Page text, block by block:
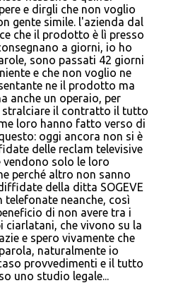
e dirgli che non voglio
gente simile. l'azienda dal
che il prodotto è lì presso
a giorni, io ho
sono passati 42 giorni
e che non voglio ne
ne il prodotto ma
anche un operaio, per
stralciare il contratto il tutto
loro hanno fatto verso di
oggi ancora non si è
delle reclam televisive
vendono solo le loro
perché altro non sanno
della ditta SOGEVE
telefonate neanche, così
di non avere tra i
ciarlatani, che vivono su la
e spero vivamente che
naturalmente io
provvedimenti e il tutto
uno studio legale...